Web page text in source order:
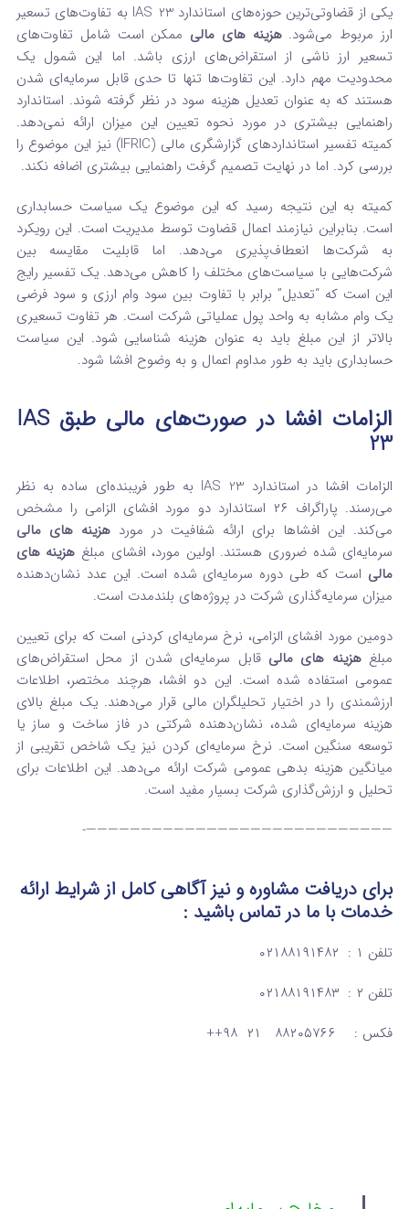
یکی از قضاوتی‌ترین حوزه‌های استاندارد IAS 23 به تفاوت‌های تسعیر
ارز مربوط می‌شود.هزینه‌ های مالی ممکن است شامل تفاوت‌های
تسعیر ارز ناشی از استقراض‌های ارزی باشد. اما این شمول یک
محدودیت مهم دارد. این تفاوت‌ها تنها تا حدی قابل سرمایه‌ای شدن
هستند که به عنوان تعدیل هزینه سود در نظر گرفته شوند. استاندارد
راهنمایی بیشتری در مورد نحوه تعیین این میزان ارائه نمی‌دهد.
کمیته تفسیر استانداردهای گزارشگری مالی (IFRIC) نیز این موضوع را
بررسی کرد. اما در نهایت تصمیم گرفت راهنمایی بیشتری اضافه نکند.
کمیته به این نتیجه رسید که این موضوع یک سیاست حسابداری
است. بنابراین نیازمند اعمال قضاوت توسط مدیریت است. این رویکرد
به شرکت‌ها انعطاف‌پذیری می‌دهد. اما قابلیت مقایسه بین
شرکت‌هایی با سیاست‌های مختلف را کاهش می‌دهد. یک تفسیر رایج
این است که “تعدیل” برابر با تفاوت بین سود وام ارزی و سود فرضی
یک وام مشابه به واحد پول عملیاتی شرکت است. هر تفاوت تسعیری
بالاتر از این مبلغ باید به عنوان هزینه شناسایی شود. این سیاست
حسابداری باید به طور مداوم اعمال و به وضوح افشا شود.
الزامات افشا در صورت‌های مالی طبق IAS
23
الزامات افشا در استاندارد IAS 23 به طور فریبنده‌ای ساده به نظر
می‌رسند. پاراگراف ۲۶ استاندارد دو مورد افشای الزامی را مشخص
می‌کند. این افشاها برای ارائه شفافیت در موردهزینه‌ های مالی
سرمایه‌ای شده ضروری هستند. اولین مورد، افشای مبلغ هزینه‌ های
مالی است که طی دوره سرمایه‌ای شده است. این عدد نشان‌دهنده
میزان سرمایه‌گذاری شرکت در پروژه‌های بلندمدت است.
دومین مورد افشای الزامی، نرخ سرمایه‌ای کردنی است که برای تعیین
مبلغهزینه‌ های مالی قابل سرمایه‌ای شدن از محل استقراض‌های
عمومی استفاده شده است. این دو افشا، هرچند مختصر، اطلاعات
ارزشمندی را در اختیار تحلیلگران مالی قرار می‌دهند. یک مبلغ بالای
هزینه سرمایه‌ای شده، نشان‌دهنده شرکتی در فاز ساخت و ساز یا
توسعه سنگین است. نرخ سرمایه‌ای کردن نیز یک شاخص تقریبی از
میانگین هزینه بدهی عمومی شرکت ارائه می‌دهد. این اطلاعات برای
تحلیل و ارزش‌گذاری شرکت بسیار مفید است.
————————————————————————————-
برای دریافت مشاوره و نیز آگاهی کامل از شرایط ارائه
خدماتبا ما در تماسباشید :
تلفن ۱ : ۰۲۱۸۸۱۹۱۴۸۲
تلفن ۲ : ۰۲۱۸۸۱۹۱۴۸۳
فکس : ۸۸۲۰۵۷۶۶ ۲۱ ۹۸++